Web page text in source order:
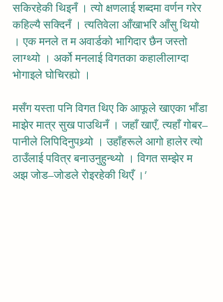
सकिरहेकी थिइनँ । त्यो क्षणलाई शब्दमा वर्णन गरेर
कहिल्यै सक्दिनँ । त्यतिवेला आँखाभरि आँसु थियो
। एक मनले त म अवार्डको भागिदार छैन जस्तो
लाग्थ्यो । अर्को मनलाई विगतका कहालीलाग्दा
भोगाइले घोचिरह्यो ।
मसँग यस्ता पनि विगत थिए कि आफूले खाएका भाँडा
माझेर मात्र सुख पाउथिनँ । जहाँ खाएँ, त्यहाँ गोबर–
पानीले लिपिदिनुपथ्र्यो । उहाँहरूले आगो हालेर त्यो
ठाउँलाई पवित्र बनाउनुहुन्थ्यो । विगत सम्झेर म
अझ जोड–जोडले रोइरहेकी थिएँ ।’